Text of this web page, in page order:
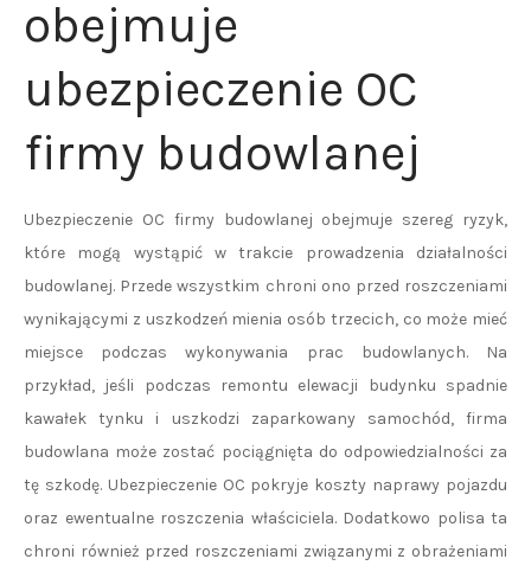
obejmuje
ubezpieczenie OC
firmy budowlanej
Ubezpieczenie OC firmy budowlanej obejmuje szereg ryzyk,
które mogą wystąpić w trakcie prowadzenia działalności
budowlanej. Przede wszystkim chroni ono przed roszczeniami
wynikającymi z uszkodzeń mienia osób trzecich, co może mieć
miejsce podczas wykonywania prac budowlanych. Na
przykład, jeśli podczas remontu elewacji budynku spadnie
kawałek tynku i uszkodzi zaparkowany samochód, firma
budowlana może zostać pociągnięta do odpowiedzialności za
tę szkodę. Ubezpieczenie OC pokryje koszty naprawy pojazdu
oraz ewentualne roszczenia właściciela. Dodatkowo polisa ta
chroni również przed roszczeniami związanymi z obrażeniami